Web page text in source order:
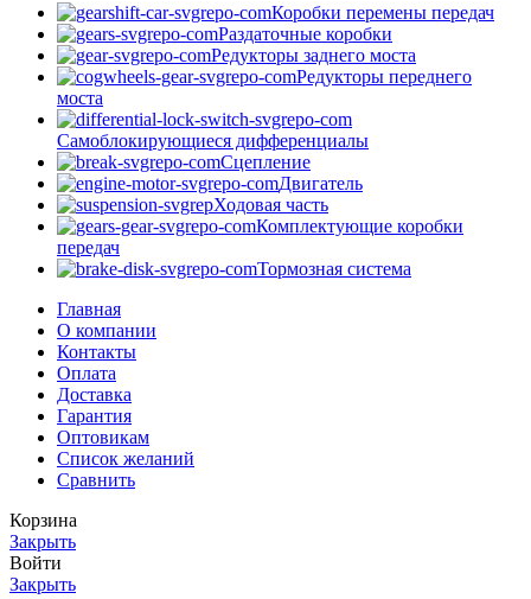
Коробки перемены передач
Раздаточные коробки
Редукторы заднего моста
Редукторы переднего
моста
Самоблокирующиеся дифференциалы
Сцепление
Двигатель
Ходовая часть
Комплектующие коробки
передач
Тормозная система
Главная
О компании
Контакты
Оплата
Доставка
Гарантия
Оптовикам
Список желаний
Сравнить
Корзина
Закрыть
Войти
Закрыть